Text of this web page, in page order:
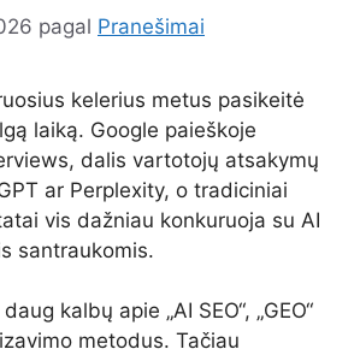
pagal Pranešimai
kelerius metus pasikeitė
laiką. Google paieškoje
dalis vartotojų atsakymų
ar Perplexity, o tradiciniai
vis dažniau konkuruoja su AI
santraukomis.
kalbų apie „AI SEO“, „GEO“
metodus. Tačiau